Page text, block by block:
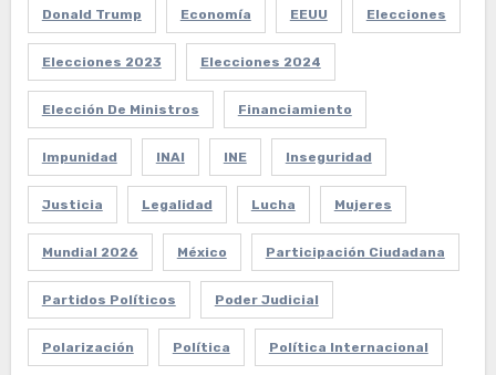
Donald Trump Economía EEUU Elecciones
Elecciones 2023 Elecciones 2024
Elección De Ministros Financiamiento
Impunidad INAI INE Inseguridad
Justicia Legalidad Lucha Mujeres
Mundial 2026 México Participación Ciudadana
Partidos Políticos Poder Judicial
Polarización Política Política Internacional